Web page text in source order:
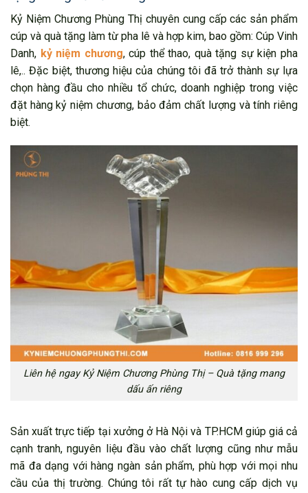
Kỷ Niệm Chương Phùng Thị chuyên cung cấp các sản phẩm
cúp và quà tặng làm từ pha lê và hợp kim, bao gồm: Cúp Vinh
Danh, kỷ niệm chương, cúp thể thao, quà tặng sự kiện pha
lê,.. Đặc biệt, thương hiệu của chúng tôi đã trở thành sự lựa
chọn hàng đầu cho nhiều tổ chức, doanh nghiệp trong việc
đặt hàng kỷ niệm chương, bảo đảm chất lượng và tính riêng
biệt.
Liên hệ ngay Kỷ Niệm Chương Phùng Thị – Quà tặng mang
dấu ấn riêng
Sản xuất trực tiếp tại xưởng ở Hà Nội và TP.HCM giúp giá cả
cạnh tranh, nguyên liệu đầu vào chất lượng cũng như mẫu
mã đa dạng với hàng ngàn sản phẩm, phù hợp với mọi nhu
cầu của thị trường. Chúng tôi rất tự hào cung cấp dịch vụ